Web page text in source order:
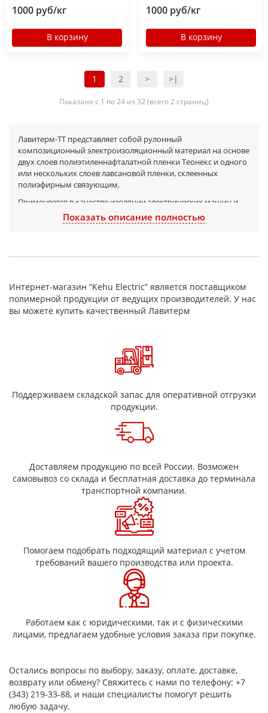
1000 руб/кг
В корзину
1000 руб/кг
В корзину
1 2 > >|
Показано с 1 по 24 из 32 (всего 2 страниц)
Лавитерм-ТТ представляет собой рулонный
композиционный электроизоляционный материал на основе
двух слоев полиэтиленнафталатной пленки Теонекс и одного
или нескольких слоев лавсановой пленки, склеенных
полиэфирным связующим.
Применяется в качестве изоляции электрических машин и
аппаратов, в том числе в механизированных процессах
изолирования с длительно допустимой рабочей
Свойства
изм.
Допустимая рабочая
температура
155 180
°С
Относительное удлинение при
15
Показать описание полностью
Интернет-магазин “Kehu Electric” является поставщиком
полимерной продукции от ведущих производителей. У нас
вы можете купить качественный Лавитерм
Поддерживаем складской запас для оперативной отгрузки
продукции.
Доставляем продукцию по всей России. Возможен
самовывоз со склада и бесплатная доставка до терминала
транспортной компании.
Помогаем подобрать подходящий материал с учетом
требований вашего производства или проекта.
Работаем как с юридическими, так и с физическими
лицами, предлагаем удобные условия заказа при покупке.
Остались вопросы по выбору, заказу, оплате, доставке,
возврату или обмену? Свяжитесь с нами по телефону: +7
(343) 219-33-88, и наши специалисты помогут решить
любую задачу.